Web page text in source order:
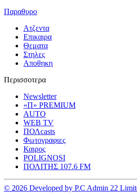
Παραθυρο
Ατζεντα
Επικαιρα
Θεματα
Στηλες
Αποθηκη
Περισσοτερα
Newsletter
«Π» PREMIUM
AUTO
WEB TV
ΠΟΛcasts
Φωτογραφιες
Καιρος
POLIGNOSI
ΠΟΛΙΤΗΣ 107.6 FM
© 2026 Developed by P.C Admin 22